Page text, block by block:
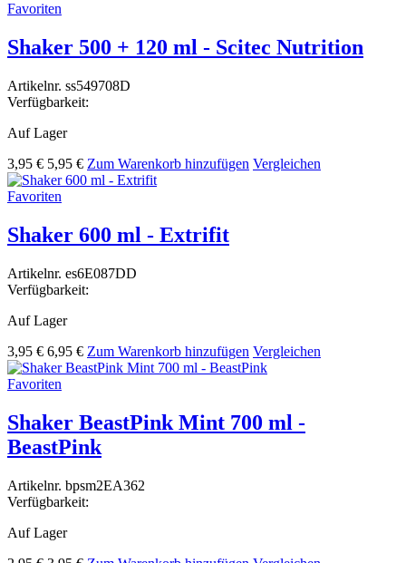
Favoriten
Shaker 500 + 120 ml - Scitec Nutrition
Artikelnr. ss549708D
Verfügbarkeit:
Auf Lager
3,95 € 5,95 € Zum Warenkorb hinzufügen Vergleichen
Favoriten
Shaker 600 ml - Extrifit
Artikelnr. es6E087DD
Verfügbarkeit:
Auf Lager
3,95 € 6,95 € Zum Warenkorb hinzufügen Vergleichen
Favoriten
Shaker BeastPink Mint 700 ml -
BeastPink
Artikelnr. bpsm2EA362
Verfügbarkeit:
Auf Lager